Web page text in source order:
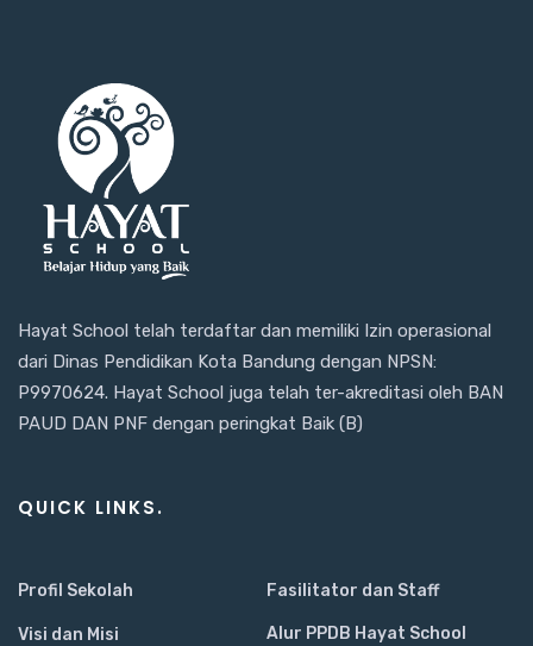
Hayat School telah terdaftar dan memiliki Izin operasional
dari Dinas Pendidikan Kota Bandung dengan NPSN:
P9970624. Hayat School juga telah ter-akreditasi oleh BAN
PAUD DAN PNF dengan peringkat Baik (B)
QUICK LINKS.
Profil Sekolah Fasilitator dan Staff
Visi dan Misi
Alur PPDB Hayat School